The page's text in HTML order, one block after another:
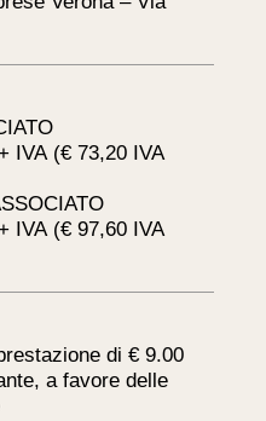
IVA (€ 73,20 IVA
IVA (€ 97,60 IVA
di € 9.00
a favore delle